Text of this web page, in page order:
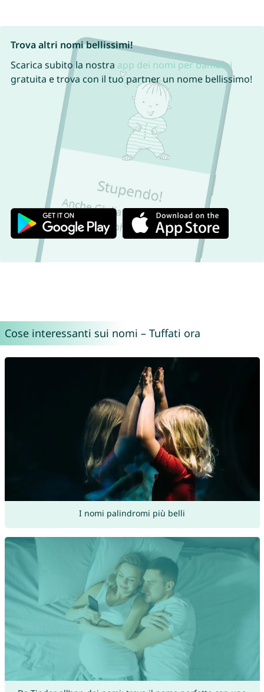
Trova altri nomi bellissimi!
Scarica subito la nostra app dei nomi per bambini
gratuita e trova con il tuo partner un nome bellissimo!
Cose interessanti sui nomi – Tuffati ora
I nomi palindromi più belli